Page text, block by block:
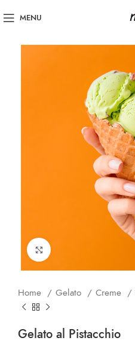
MENU
Home Gelato Creme
Gelato al Pistacchio